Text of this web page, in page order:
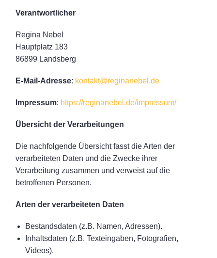
Verantwortlicher
Regina Nebel
Hauptplatz 183
86899 Landsberg
E-Mail-Adresse: kontakt@reginanebel.de
Impressum: https://reginanebel.de/impressum/
Übersicht der Verarbeitungen
Die nachfolgende Übersicht fasst die Arten der
verarbeiteten Daten und die Zwecke ihrer
Verarbeitung zusammen und verweist auf die
betroffenen Personen.
Arten der verarbeiteten Daten
Bestandsdaten (z.B. Namen, Adressen).
Inhaltsdaten (z.B. Texteingaben, Fotografien,
Videos).